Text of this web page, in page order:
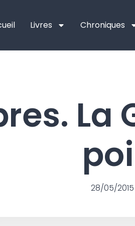
Livres Chroniques
La
28/05/2015